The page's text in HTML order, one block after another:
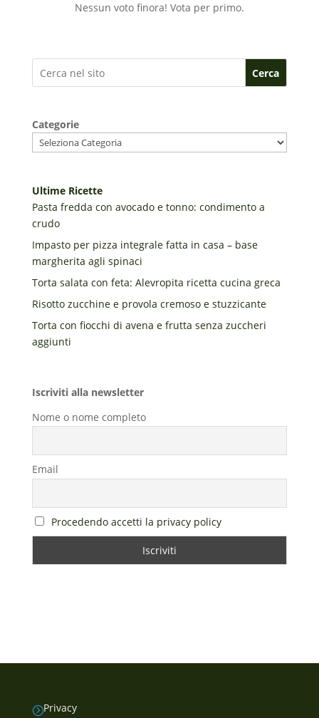
Nessun voto finora! Vota per primo.
Cerca
Categorie
Ultime Ricette
Pasta fredda con avocado e tonno: condimento a
crudo
Impasto per pizza integrale fatta in casa – base
margherita agli spinaci
Torta salata con feta: Alevropita ricetta cucina greca
Risotto zucchine e provola cremoso e stuzzicante
Torta con fiocchi di avena e frutta senza zuccheri
aggiunti
Iscriviti alla newsletter
Nome o nome completo
Email
Procedendo accetti la privacy policy
=Privacy